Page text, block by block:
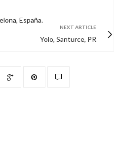
España.
NEXT ARTICLE
Yolo, Santurce, PR